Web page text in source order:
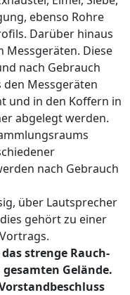
ebenso Rohre
Darüber hinaus
Messgeräten. Diese
nach Gebrauch
Messgeräten
und in den Koffern in
abgelegt werden.
nach Gebrauch
über Lautsprecher
gehört zu einer
strenge Rauch-
Gelände.